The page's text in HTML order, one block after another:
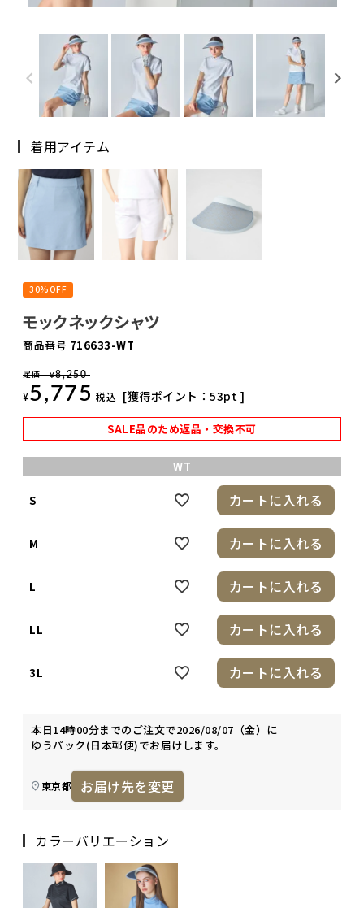
着用アイテム
30%OFF
モックネックシャツ
商品番号 716633-WT
定価 ¥8,250
¥5,775 税込 [獲得ポイント：53pt ]
SALE品のため返品・交換不可
WT
S カートに入れる
M カートに入れる
L カートに入れる
LL カートに入れる
3L カートに入れる
本日14時00分までのご注文で2026/08/07（金） に
ゆうパック(日本郵便)でお届けします。
東京都 お届け先を変更
カラーバリエーション